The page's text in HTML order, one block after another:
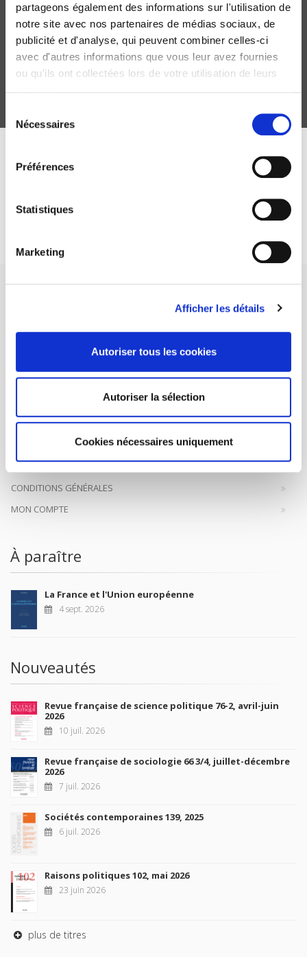
partageons également des informations sur l'utilisation de
notre site avec nos partenaires de médias sociaux, de
publicité et d'analyse, qui peuvent combiner celles-ci
avec d'autres informations que vous leur avez fournies
ou qu'ils ont collectées lors de votre utilisation de leurs
du Nécessaires
Préférences
Statistiques
Marketing
Afficher les détails
Autoriser tous les cookies
Autoriser la sélection
Cookies nécessaires uniquement
La France en mutation 1980-2005
ABONNEZ-VOUS À NOS
Maison d'édition dédiée aux sciences humaines et sociales, les
à la transmission des savoirs et des idéescontinuer
CONTACTS
FOREIGN RIGHTS
POUR LES LIBRAIRES
CONDITIONS GÉNÉRALES
MON COMPTE
À paraître
La France et l'Union européenne
4 sept. 2026
Nouveautés
Revue française de science politique 76-2, avril-juin
2026
10 juil. 2026
Revue française de sociologie 66 3/4, juillet-décembre
2026
7 juil. 2026
Sociétés contemporaines 139, 2025
6 juil. 2026
Raisons politiques 102, mai 2026
23 juin 2026
plus de titres